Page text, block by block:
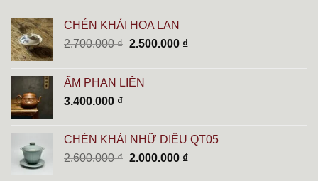
CHÉN KHẢI HOA LAN
2.700.000₫ Giá
là:
2.700.000 ₫.
2.500.000 ₫Giá
ẤM PHAN LIÊN
3.400.000 ₫
CHÉN KHẢI NHỮ DIÊU QT05
2.600.000₫ Giá
2.000.000 ₫Giá